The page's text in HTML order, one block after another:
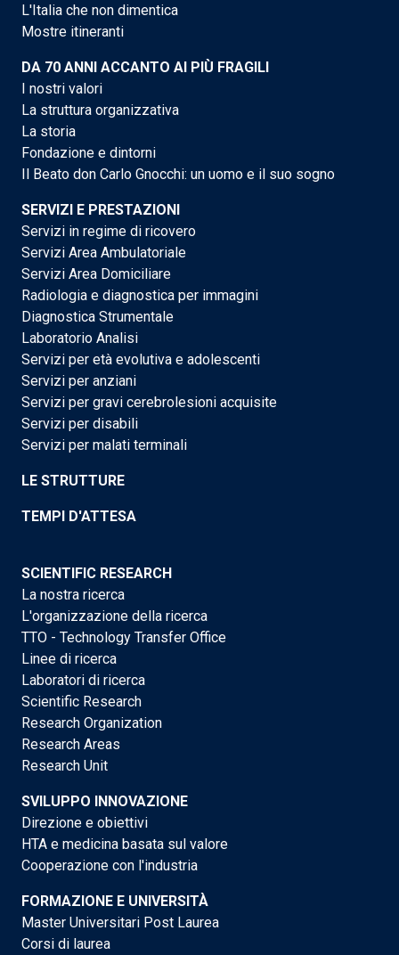
L'Italia che non dimentica
Mostre itineranti
DA 70 ANNI ACCANTO AI PIÙ FRAGILI
I nostri valori
La struttura organizzativa
La storia
Fondazione e dintorni
Il Beato don Carlo Gnocchi: un uomo e il suo sogno
SERVIZI E PRESTAZIONI
Servizi in regime di ricovero
Servizi Area Ambulatoriale
Servizi Area Domiciliare
Radiologia e diagnostica per immagini
Diagnostica Strumentale
Laboratorio Analisi
Servizi per età evolutiva e adolescenti
Servizi per anziani
Servizi per gravi cerebrolesioni acquisite
Servizi per disabili
Servizi per malati terminali
LE STRUTTURE
TEMPI D'ATTESA
SCIENTIFIC RESEARCH
La nostra ricerca
L'organizzazione della ricerca
TTO - Technology Transfer Office
Linee di ricerca
Laboratori di ricerca
Scientific Research
Research Organization
Research Areas
Research Unit
SVILUPPO INNOVAZIONE
Direzione e obiettivi
HTA e medicina basata sul valore
Cooperazione con l'industria
FORMAZIONE E UNIVERSITÀ
Master Universitari Post Laurea
Corsi di laurea